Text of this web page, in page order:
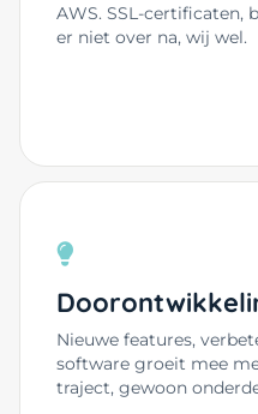
AWS. SSL-certificaten,
er niet over na, wij wel.
Nieuwe features,
software groeit mee
traject, gewoon